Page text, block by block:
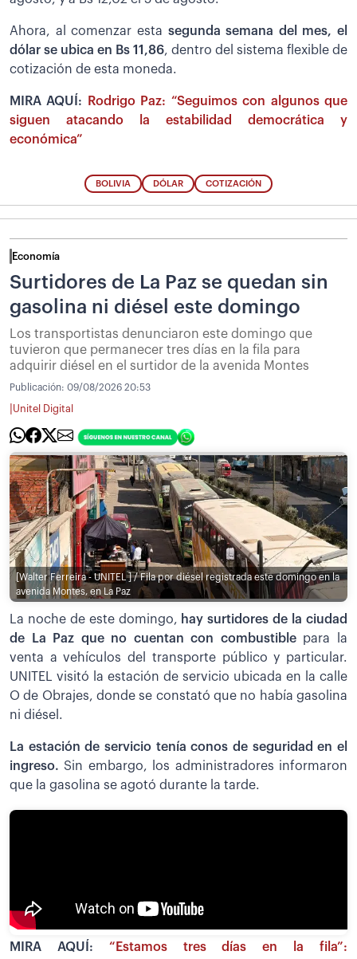
Ahora, al comenzar esta segunda semana del mes, el
dólar se ubica en Bs 11,86, dentro del sistema flexible de
cotización de esta moneda.
MIRA AQUÍ:
Rodrigo Paz: “Seguimos con algunos que
siguen atacando la estabilidad democrática y
económica”
BOLIVIA DÓLAR COTIZACIÓN
Economía
Surtidores de La Paz se quedan sin
gasolina ni diésel este domingo
Los transportistas denunciaron este domingo que
tuvieron que permanecer tres días en la fila para
adquirir diésel en el surtidor de la avenida Montes
Publicación: 09/08/2026 20:53
Unitel Digital
[Walter Ferreira - UNITEL ] / Fila por diésel registrada este domingo en la
avenida Montes, en La Paz
La noche de este domingo, hay surtidores de la ciudad
de La Paz que no cuentan con combustible para la
venta a vehículos del transporte público y particular.
UNITEL visitó la estación de servicio ubicada en la calle
O de Obrajes, donde se constató que no había gasolina
ni diésel.
La estación de servicio tenía conos de seguridad en el
ingreso. Sin embargo, los administradores informaron
que la gasolina se agotó durante la tarde.
MIRA AQUÍ: “Estamos tres días en la fila”: